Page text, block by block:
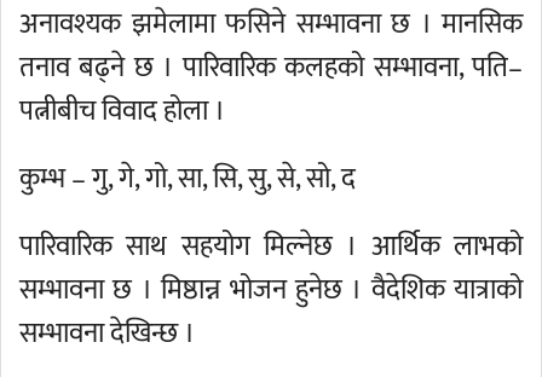
अनावश्यक झमेलामा फसिने सम्भावना छ । मानसिक
तनाव बढ्ने छ । पारिवारिक कलहको सम्भावना, पति–
पत्नीबीच विवाद होला ।
कुम्भ – गु, गे, गो, सा, सि, सु, से, सो, द
पारिवारिक साथ सहयोग मिल्नेछ । आर्थिक लाभको
सम्भावना छ । मिष्ठान्न भोजन हुनेछ । वैदेशिक यात्राको
सम्भावना देखिन्छ ।